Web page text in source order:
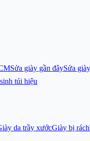
Sửa giày gần đâySửa
túi hiệu
da trầy xướcGiày bị rách